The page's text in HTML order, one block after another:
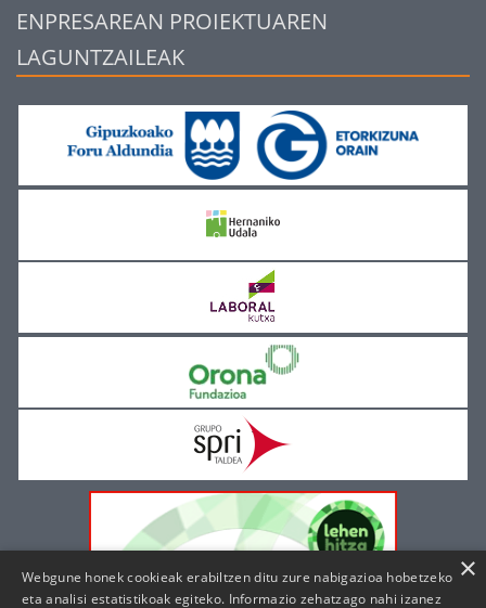
ENPRESAREAN PROIEKTUAREN
LAGUNTZAILEAK
×
Webgune honek cookieak erabiltzen ditu zure nabigazioa hobetzeko
eta analisi estatistikoak egiteko. Informazio zehatzago nahi izanez